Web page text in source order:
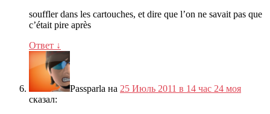
souffler dans les cartouches, et dire que l’on ne savait pas que
c’était pire après
Ответ ↓
Passparla на 25 Июль 2011 в 14 час 24 моя
сказал: